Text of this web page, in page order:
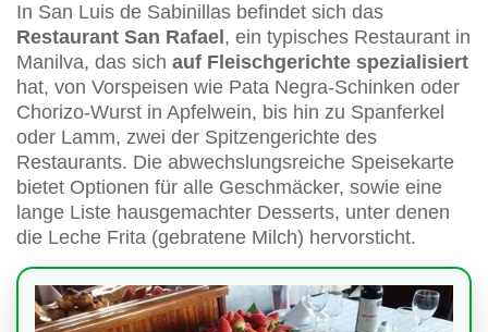
In San Luis de Sabinillas befindet sich das
Restaurant San Rafael , ein typisches Restaurant in
Manilva, das sich auf Fleischgerichte spezialisiert
hat, von Vorspeisen wie Pata Negra-Schinken oder
Chorizo-Wurst in Apfelwein, bis hin zu Spanferkel
oder Lamm, zwei der Spitzengerichte des
Restaurants. Die abwechslungsreiche Speisekarte
bietet Optionen für alle Geschmäcker, sowie eine
lange Liste hausgemachter Desserts, unter denen
die Leche Frita (gebratene Milch) hervorsticht.